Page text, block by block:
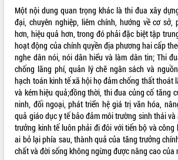
UBND tỉnh họp báo định kỳ tháng 4
năm 2026
Hội thảo khoa học “Giải pháp thúc đẩy
phát triển nền kinh tế xanh tại tỉnh
Đắk Lắk”
Tăng cường giám sát, đôn đốc thực
hiện nhiệm vụ quản lý tài sản công
hàng tuần
Tháo gỡ những vướng mắc, đẩy mạnh
công tác cải cách thủ tục hành chính
tại Trung tâm Phục vụ hành chính
công tỉnh
Một nội dung quan trọng khác là thi đua xây
đại, chuyên nghiệp, liêm chính, hướng về cơ
hơn, hiệu quả hơn, trong đó phải đặc biệt tập
hoạt động của chính quyền địa phương hai cấp
nghe dân nói, nói dân hiểu và làm dân tin; Thi
chống lãng phí, quản lý chẽ ngân sách và
hạch toán kinh tế xã hội họ đảm chống thất thoát
và kém hiệu quả;đồng thời, thi đua củng cố tăng
ninh, đối ngoại, phát triển hệ giá trị văn hóa,
quả giáo dục y tế bảo đảm môi trường sinh thái
trưởng kinh tế luôn phải đi đôi với tiến bộ và công
ai bỏ lại phía sau, thành quả của tăng trưởng
chất và đời sống không ngừng được nâng cao của